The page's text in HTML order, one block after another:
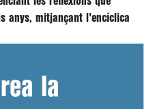
anys, mitjançant l'encíclica
la